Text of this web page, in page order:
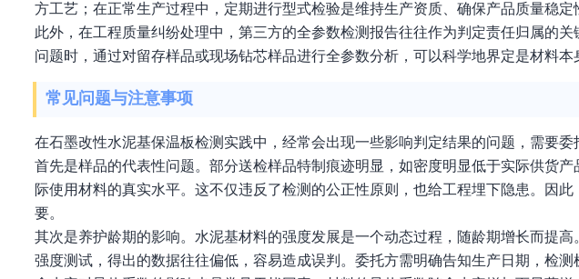
方工艺；在正常生产过程中，定期进行型式检验是维持生产资质、确保产品质量稳定
此外，在工程质量纠纷处理中，第三方的全参数检测报告往往作为判定责任归属的
问题时，通过对留存样品或现场钻芯样品进行全参数分析，可以科学地界定是材料本
常见问题与注意事项
在石墨改性水泥基保温板检测实践中，经常会出现一些影响判定结果的问题，需要委
首先是样品的代表性问题。部分送检样品特制痕迹明显，如密度明显低于实际供货
际使用材料的真实水平。这不仅违反了检测的公正性原则，也给工程埋下隐患。因
要。
其次是养护龄期的影响。水泥基材料的强度发展是一个动态过程，随龄期增长而提
强度测试，得出的数据往往偏低，容易造成误判。委托方需明确告知生产日期，检测